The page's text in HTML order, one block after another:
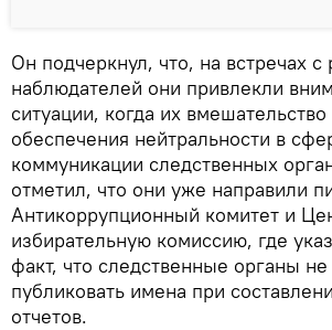
Он подчеркнул, что, на встречах с
наблюдателей они привлекли
ситуации, когда их
обеспечения нейтральности в
коммуникации следственных
отметил, что они уже направили
Антикоррупционный комитет и
избирательную комиссию, где
факт, что следственные органы
публиковать имена при
отчетов.